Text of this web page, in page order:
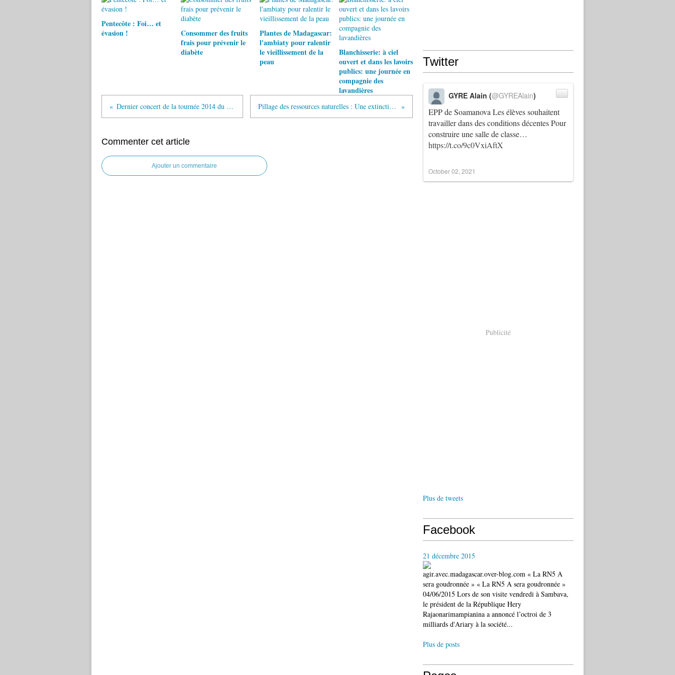
Pentecôte : Foi… et
évasion !
Consommer des fruits
frais pour prévenir le
diabète
Plantes de Madagascar:
l'ambiaty pour ralentir
le vieillissement de la
peau
Blanchisserie: à ciel
ouvert et dans les lavoirs
publics: une journée en
compagnie des
lavandières
Dernier concert de la tournée 2014 du HOT CLUB MADAGASCAR Pillage des ressources naturelles : Une extinction massive des tortues endémiques
Commenter cet article
Ajouter un commentaire
Twitter
EPP de Soamanova Les élèves souhaitent
travailler dans des conditions décentes Pour
construire une salle de classe…
https://t.co/9c0VxiAftX
GYRE Alain (@GYREAlain)
October 02, 2021
Publicité
Plus de tweets
Facebook
21 décembre 2015
agir.avec.madagascar.over-blog.com « La RN5 A
sera goudronnée » « La RN5 A sera goudronnée »
04/06/2015 Lors de son visite vendredi à Sambava,
le président de la République Hery
Rajaonarimampianina a annoncé l’octroi de 3
milliards d'Ariary à la société...
Plus de posts